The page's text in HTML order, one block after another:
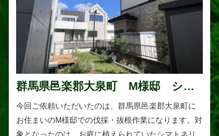
群馬県邑楽郡大泉町 M様邸 シマ
トネリコの伐採と抜根作業
今回ご依頼いただいたのは、群馬県邑楽郡大泉町に
お住まいのM様邸での伐採・抜根作業になります。対
象となったのは、お庭に植えられていたシマトネリ